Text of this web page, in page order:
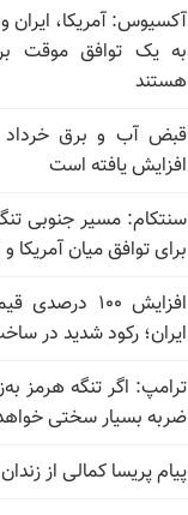
آکسیوس: آمریکا،
به یک توافق موقت
هستند
افزایش یافته است
سنتکام: مسیر جنوبی
برای توافق میان آمریکا و
افزایش ۱۰۰
ایران؛ رکود شدید در
ترامپ: اگر تنگه هرمز
ضربه بسیار سختی
پیام پریسا کمالی از